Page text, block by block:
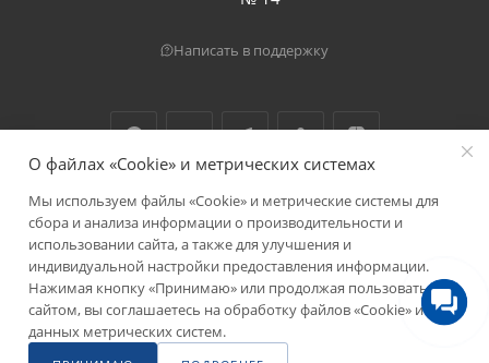
Написать в поддержку
2026 © ООО "Реванш"
О файлах «Cookie» и метрических системах
Мы используем файлы «Cookie» и метрические системы для
сбора и анализа информации о производительности и
использовании сайта, а также для улучшения и
индивидуальной настройки предоставления информации.
Нажимая кнопку «Принимаю» или продолжая пользоваться
сайтом, вы соглашаетесь на обработку файлов «Cookie» и
данных метрических систем.